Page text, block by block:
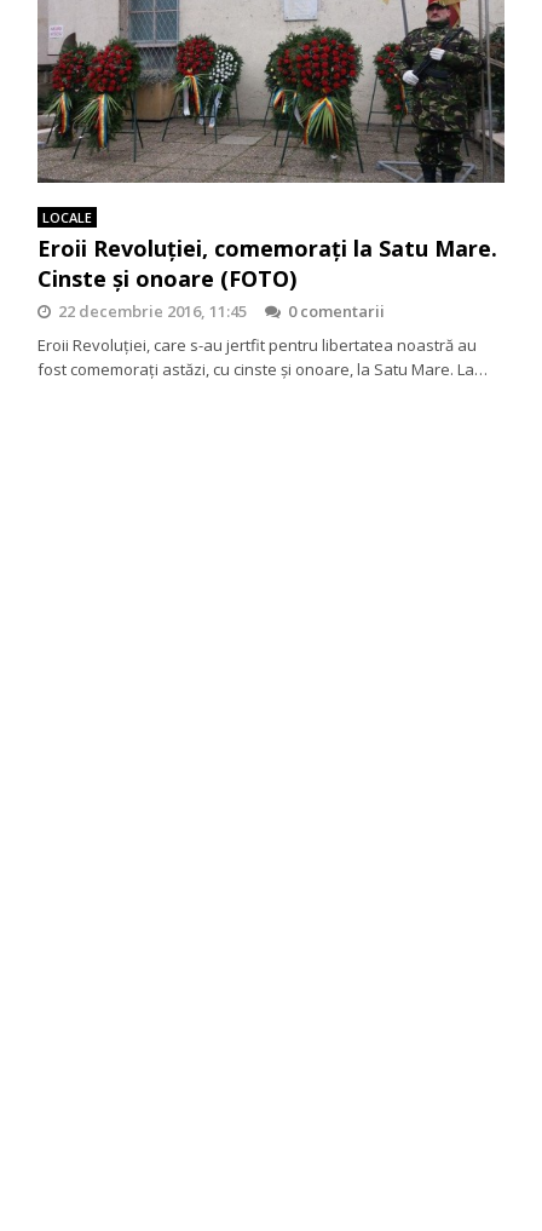
LOCALE
Eroii Revoluției, comemorați la Satu Mare.
Cinste și onoare (FOTO)
22 decembrie 2016, 11:45
0 comentarii
Eroii Revoluției, care s-au jertfit pentru libertatea noastră au
fost comemorați astăzi, cu cinste și onoare, la Satu Mare. La…